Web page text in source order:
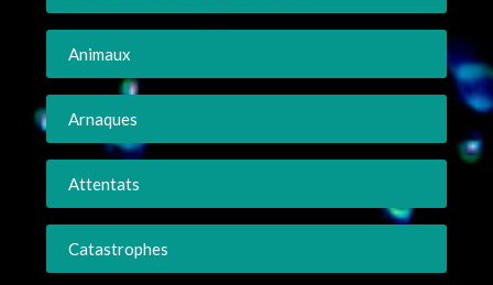
Animaux
Arnaques
Attentats
Catastrophes